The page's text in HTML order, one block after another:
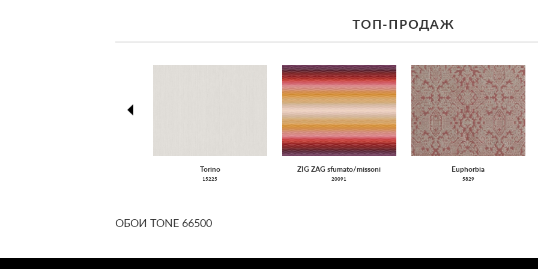
ТОП-ПРОДАЖ
Torino
15225
ZIG ZAG sfumato/missoni
20091
Euphorbia
5829
ОБОИ TONE 66500